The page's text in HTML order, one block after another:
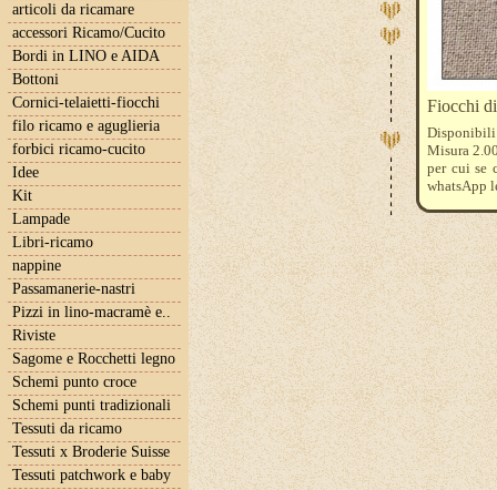
articoli da ricamare
accessori Ricamo/Cucito
Bordi in LINO e AIDA
Bottoni
Cornici-telaietti-fiocchi
filo ricamo e aguglieria
forbici ricamo-cucito
Idee
Kit
Lampade
Libri-ricamo
nappine
Passamanerie-nastri
Pizzi in lino-macramè e..
Riviste
Sagome e Rocchetti legno
Schemi punto croce
Schemi punti tradizionali
Tessuti da ricamo
Tessuti x Broderie Suisse
Tessuti patchwork e baby
Fiocchi
Disponibili
Misura
per cui se
whatsApp